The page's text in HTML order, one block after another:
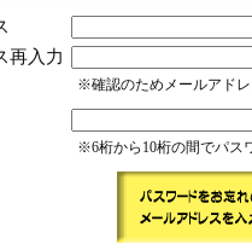
再入力
※確認のためメールアド
※6桁から10桁の間でパス